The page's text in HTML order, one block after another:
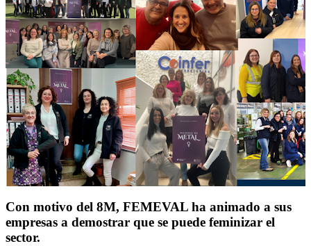
Con motivo del 8M, FEMEVAL ha animado a sus
empresas a demostrar que se puede feminizar el
sector.